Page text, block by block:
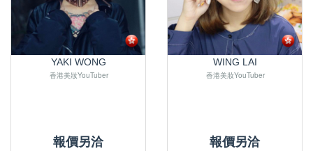
YAKI WONG
香港美妝YouTuber
報價另洽
WING LAI
香港美妝YouTuber
報價另洽